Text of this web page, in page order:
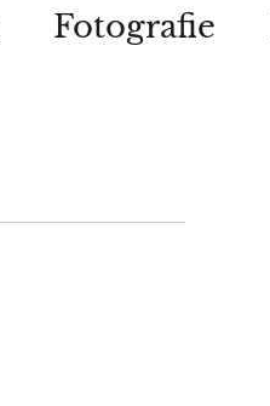
Fotografie